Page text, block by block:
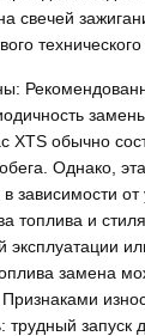
свечей
XTS обычно
Однако,
зависимости от
топлива и
эксплуатации
замена
запуск